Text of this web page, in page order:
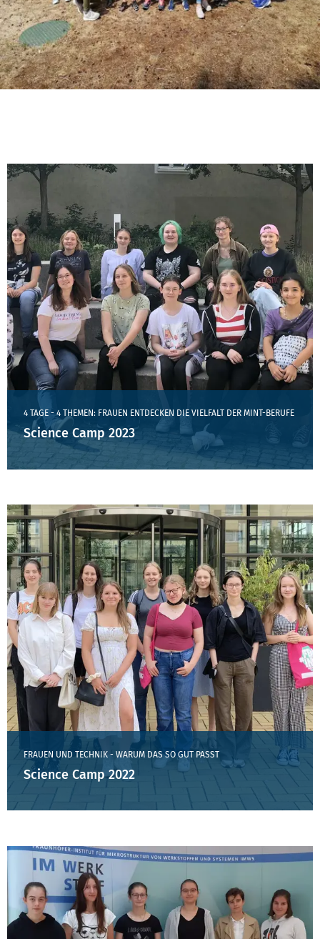
4 TAGE - 4 THEMEN: FRAUEN ENTDECKEN DIE VIELFALT DER MINT-BERUFE
Science Camp 2023
FRAUEN UND TECHNIK - WARUM DAS SO GUT PASST
Science Camp 2022